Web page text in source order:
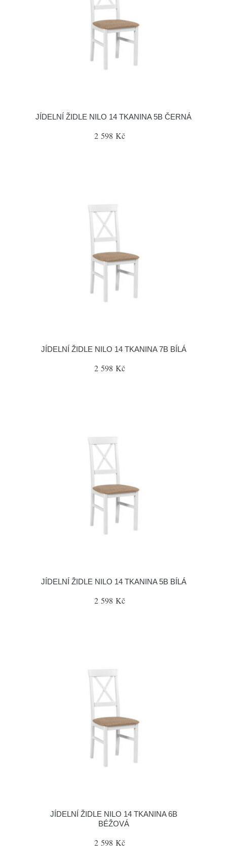
JÍDELNÍ ŽIDLE NILO 14 TKANINA 5B ČERNÁ
2 598 Kč
JÍDELNÍ ŽIDLE NILO 14 TKANINA 7B BÍLÁ
2 598 Kč
JÍDELNÍ ŽIDLE NILO 14 TKANINA 5B BÍLÁ
2 598 Kč
JÍDELNÍ ŽIDLE NILO 14 TKANINA 6B
BÉŽOVÁ
2 598 Kč